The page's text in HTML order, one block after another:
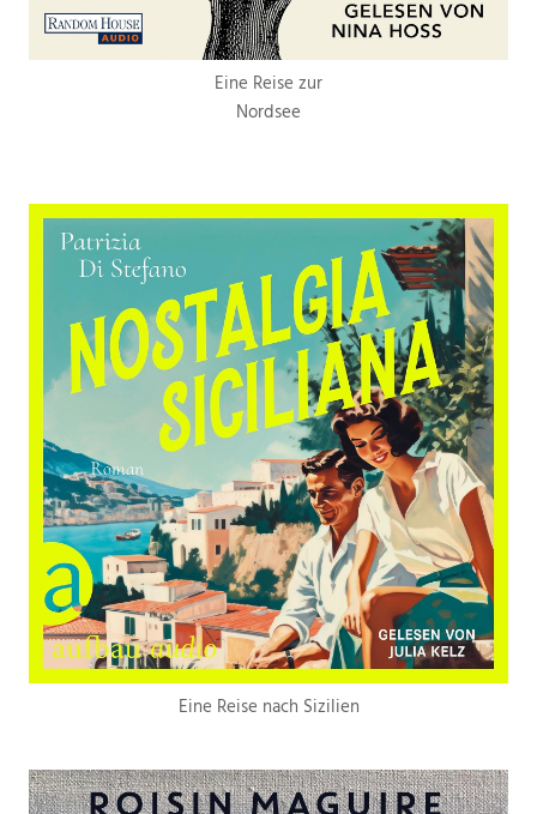
Eine Reise zur
Nordsee
Eine Reise nach Sizilien